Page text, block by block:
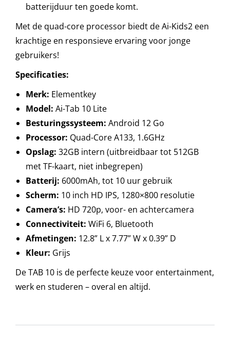
batterijduur ten goede komt.
Met de quad-core processor biedt de Ai-Kids2 een
krachtige en responsieve ervaring voor jonge
gebruikers!
Specificaties:
Merk: Elementkey
Model: Ai-Tab 10 Lite
Besturingssysteem: Android 12 Go
Processor: Quad-Core A133, 1.6GHz
Opslag: 32GB intern (uitbreidbaar tot 512GB
met TF-kaart, niet inbegrepen)
Batterij: 6000mAh, tot 10 uur gebruik
Scherm: 10 inch HD IPS, 1280×800 resolutie
Camera’s: HD 720p, voor- en achtercamera
Connectiviteit: WiFi 6, Bluetooth
Afmetingen: 12.8” L x 7.77” W x 0.39” D
Kleur: Grijs
De TAB 10 is de perfecte keuze voor entertainment,
werk en studeren – overal en altijd.